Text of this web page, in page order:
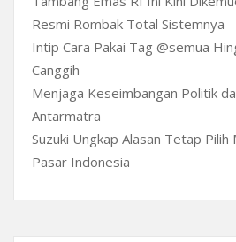
Resmi Rombak Total Sistemnya
Intip Cara Pakai Tag @semua
Canggih
Menjaga Keseimbangan Politik
Antarmatra
Suzuki Ungkap Alasan Tetap
Pasar Indonesia